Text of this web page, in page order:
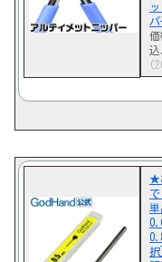
価
込
★
単